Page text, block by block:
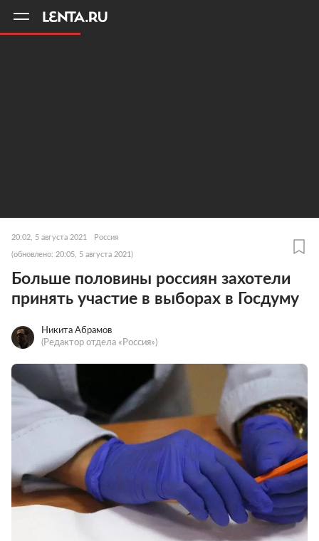
20:02, 5 августа 2021 Россия
(обновлено: 20:05, 5 августа 2021)
Больше половины россиян захотели
принять участие в выборах в Госдуму
Никита Абрамов
(Редактор отдела «Россия»)